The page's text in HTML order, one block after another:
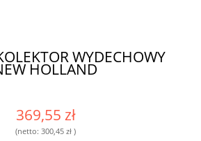
WYDECHOWY
HOLLAND
369,55 zł
(netto: 300,45 zł)